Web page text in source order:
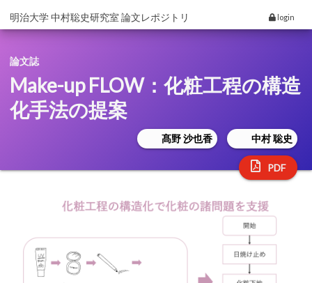
明治大学 中村聡史研究室 論文レポジトリ login
論文誌
Make-up FLOW：化粧工程の構造
化手法の提案
髙野 沙也香 中村 聡史
PDF